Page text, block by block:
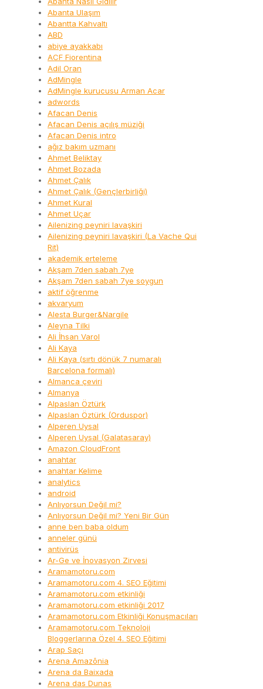
Abanta Ulaşım
Abantta Kahvaltı
ABD
abiye ayakkabı
ACF Fiorentina
Adil Oran
AdMingle
AdMingle kurucusu Arman Acar
adwords
Afacan Denis
Afacan Denis açılış müziği
Afacan Denis intro
ağız bakım uzmanı
Ahmet Beliktay
Ahmet Bozada
Ahmet Çalık
Ahmet Çalık (Gençlerbirliği)
Ahmet Kural
Ahmet Uçar
Ailenizing peyniri lavaşkiri
Ailenizing peyniri lavaşkiri (La Vache Qui
Rit)
akademik erteleme
Akşam 7den sabah 7ye
Akşam 7den sabah 7ye soygun
aktif öğrenme
akvaryum
Alesta Burger&Nargile
Aleyna Tilki
Ali İhsan Varol
Ali Kaya
Ali Kaya (sırtı dönük 7 numaralı
Barcelona formalı)
Almanca çeviri
Almanya
Alpaslan Öztürk
Alpaslan Öztürk (Orduspor)
Alperen Uysal
Alperen Uysal (Galatasaray)
Amazon CloudFront
anahtar
anahtar Kelime
analytics
android
Anlıyorsun Değil mi?
Anlıyorsun Değil mi? Yeni Bir Gün
anne ben baba oldum
anneler günü
antivirüs
Ar-Ge ve İnovasyon Zirvesi
Aramamotoru.com
Aramamotoru.com 4. SEO Eğitimi
Aramamotoru.com etkinliği
Aramamotoru.com etkinliği 2017
Aramamotoru.com Etkinliği Konuşmacıları
Aramamotoru.com Teknoloji
Bloggerlarına Özel 4. SEO Eğitimi
Arap Saçı
Arena Amazônia
Arena da Baixada
Arena das Dunas